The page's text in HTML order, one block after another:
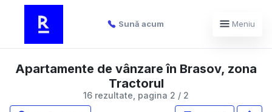
Sună acum Meniu
16 rezultate, pagina 2 / 2
Apartamente de vânzare în Brasov, zona
Tractorul